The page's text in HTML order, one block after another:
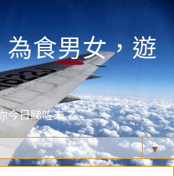
食男女，遊
今日睇咗未？
▼